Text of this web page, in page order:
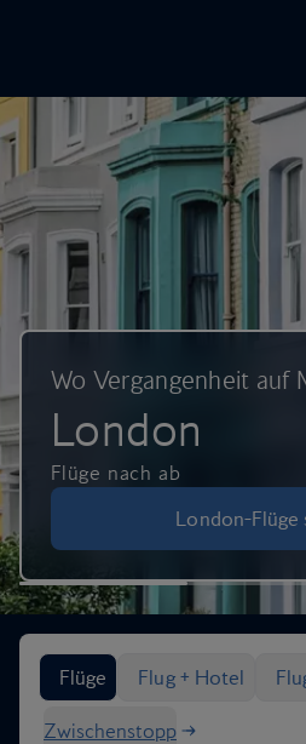
Überspringen und
Wo Vergangenheit auf
London
Flüge nach ab
London-Flüge
Flugoptionen suchen
Flüge
Flug + Hotel
Zwischenstopp